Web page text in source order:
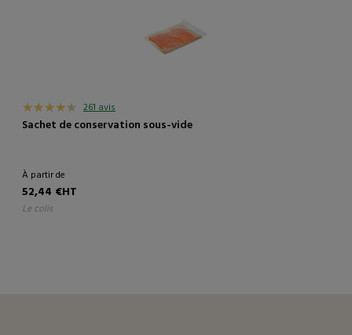
261 avis
Sachet de conservation sous-vide
À partir de
52,44 €HT
le colis